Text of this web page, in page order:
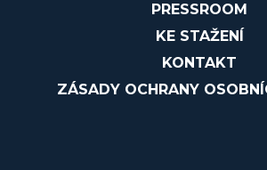
PRESSROOM
KE STAŽENÍ
KONTAKT
ZÁSADY OCHRANY